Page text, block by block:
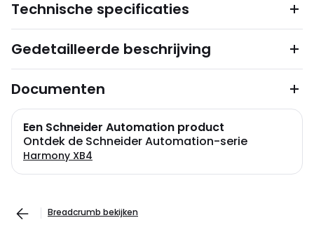
Technische specificaties
Gedetailleerde beschrijving
Documenten
Een Schneider Automation product
Ontdek de Schneider Automation-serie
Harmony XB4
Breadcrumb bekijken